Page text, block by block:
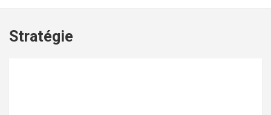
Stratégie